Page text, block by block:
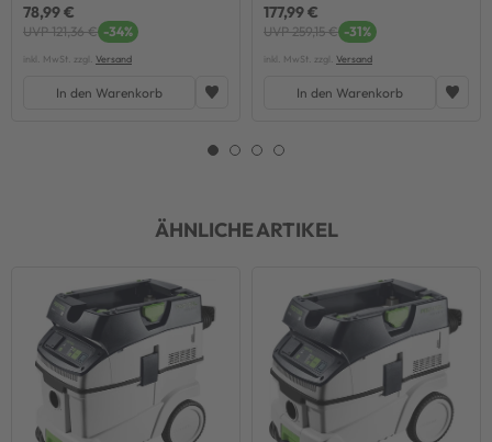
78,99 €
UVP 121,36 € -34%
inkl. MwSt. zzgl. Versand
In den Warenkorb
177,99 €
UVP 259,15 € -31%
inkl. MwSt. zzgl. Versand
In den Warenkorb
ÄHNLICHE ARTIKEL